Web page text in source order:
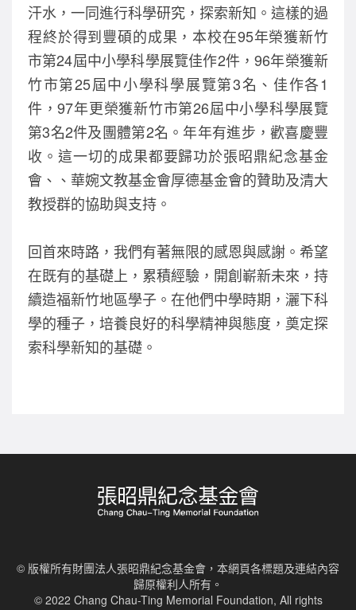
汗水，一同進行科學研究，探索新知。這樣的過
程終於得到豐碩的成果，本校在95年榮獲新竹
市第24屆中小學科學展覽佳作2件，96年榮獲新
竹市第25屆中小學科學展覽第3名、佳作各1
件，97年更榮獲新竹市第26屆中小學科學展覽
第3名2件及團體第2名。年年有進步，歡喜慶豐
收。這一切的成果都要歸功於張昭鼎紀念基金
會、、華婉文教基金會厚德基金會的贊助及清大
教授群的協助與支持。
回首來時路，我們有著無限的感恩與感謝。希望
在既有的基礎上，累積經驗，開創嶄新未來，持
續造福新竹地區學子。在他們中學時期，灑下科
學的種子，培養良好的科學精神與態度，奠定探
索科學新知的基礎。
© 版權所有財團法人張昭鼎紀念基金會，本網頁各標題及連結內容
歸原權利人所有。
© 2022 Chang Chau-Ting Memorial Foundation, All rights